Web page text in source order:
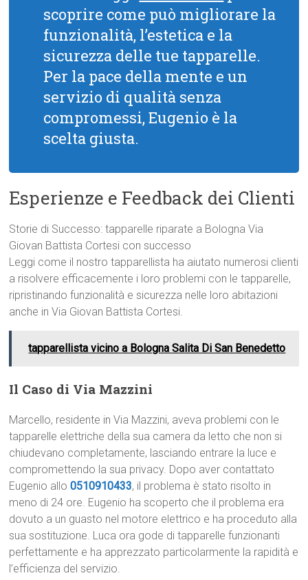
scoprire come può migliorare la
funzionalità, l’estetica e la
sicurezza delle tue tapparelle.
Per la pace della mente e un
servizio di qualità senza
compromessi, Eugenio è la
scelta giusta.
Esperienze e Feedback dei Clienti
Storie di Successo: tapparelle riparate a Bologna Via
Giovan Battista Cortesi con successo
Leggi come il nostro tapparellista ha aiutato numerosi clienti
a risolvere efficacemente i loro problemi con le tapparelle,
ripristinando funzionalità e sicurezza nelle loro abitazioni
anche in Via Giovan Battista Cortesi.
tapparellista vicino a Bologna Salita Di San Benedetto
Il Caso di Via Mazzini
Marcello, residente in Via Mazzini, aveva problemi con le
tapparelle elettriche della sua camera da letto che non si
chiudevano completamente, lasciando entrare la luce e
compromettendo la sua privacy. Dopo aver contattato
Eugenio allo0510910433, il problema è stato risolto in
meno di 24 ore. Eugenio ha scoperto che il problema era
dovuto a un guasto nel motore elettrico e ha proceduto alla
sua sostituzione. Luca ora gode di tapparelle funzionanti
perfettamente e ha apprezzato particolarmente la rapidità e
l’efficienza del servizio.